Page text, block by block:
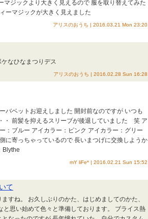
マジックより大きく見えるので 服を取り替えてみた
ーマジックが大きく見えました
アリスのおうち | 2016.03.21 Mon 23:20
なひなまつりデス
アリスのおうち | 2016.02.28 Sun 16:28
バベットお迎えしました 開封前なのですが いつも
・ 前髪を抑えるスリーブが後退していました 笑 ア
：ブルー アイカラー：ピンク アイカラー：グリー
に寄っちゃっているので 長いまつげに交換しようか
Blythe
mY liFe* | 2016.02.21 Sun 15:52
て
すね。 お久しぶりのかた、はじめましてのかた、
思い始めて色々と準備しております。 ブライス熱